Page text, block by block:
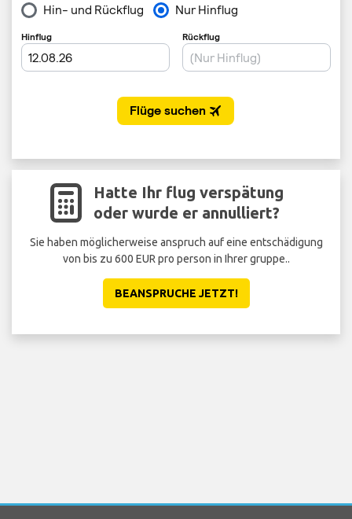
Hatte Ihr flug verspätung
oder wurde er annulliert?
Sie haben möglicherweise anspruch auf eine entschädigung
von bis zu 600 EUR pro person in Ihrer gruppe..
BEANSPRUCHE JETZT!